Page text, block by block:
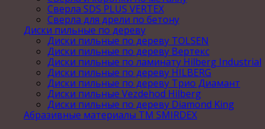
Сверла SDS PLUS VERTEX
Сверла для дрели по бетону
Диски пильные по дереву
Диски пильные по дереву TOLSEN
Диски пильные по дереву Вертекс
Диски пильные по ламинату Hilberg Industrial
Диски пильные по дереву HILBERG
Диски пильные по дереву Трио Диамант
Диски пильные Vezdehod Hilberg
Диски пильные по дереву Diamond King
Абразивные материалы ТМ SMIRDEX